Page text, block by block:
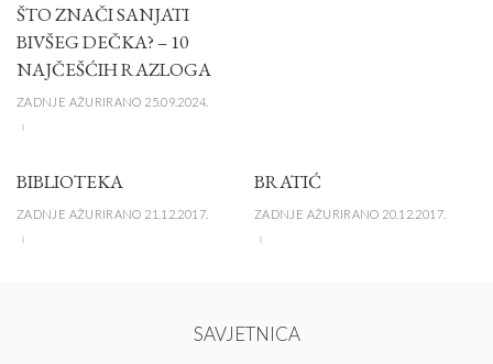
ŠTO ZNAČI SANJATI
BIVŠEG DEČKA? – 10
NAJČEŠĆIH RAZLOGA
ZADNJE AŽURIRANO 25.09.2024.
BIBLIOTEKA
ZADNJE AŽURIRANO 21.12.2017.
BRATIĆ
ZADNJE AŽURIRANO 20.12.2017.
SAVJETNICA